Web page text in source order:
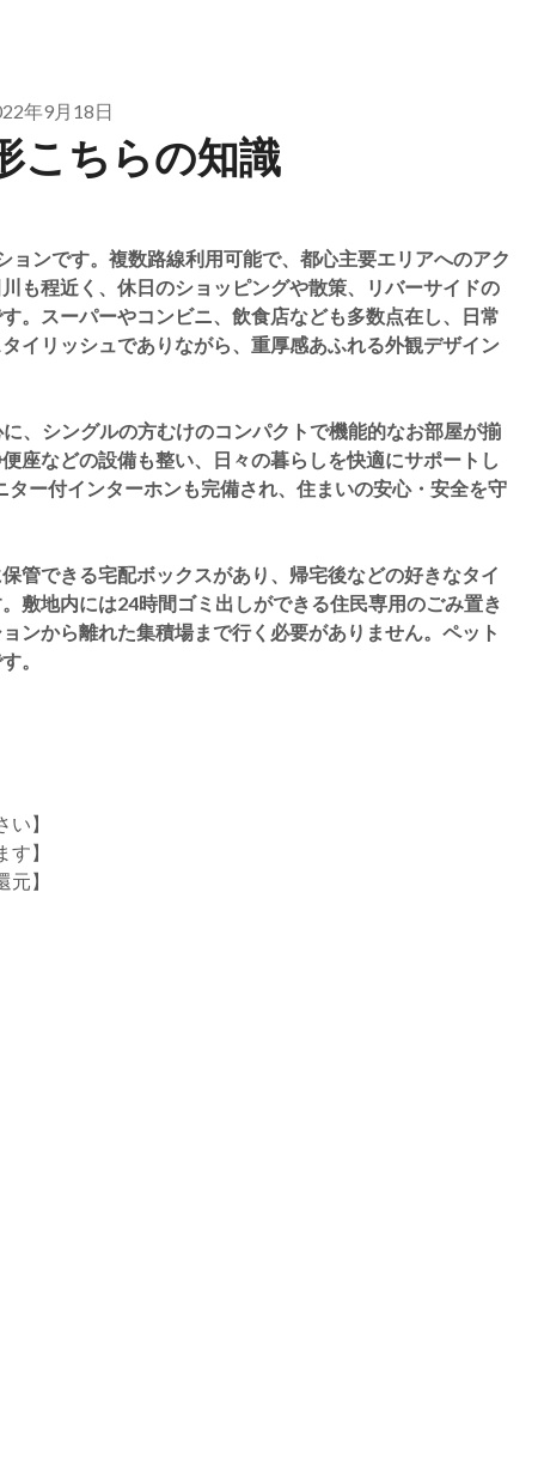
年9月18日
こちらの知識
ンです。複数路線利用可能で、都心主要エリアへのアク
も程近く、休日のショッピングや散策、リバーサイドの
。スーパーやコンビニ、飲食店なども多数点在し、日常
イリッシュでありながら、重厚感あふれる外観デザイン
、シングルの方むけのコンパクトで機能的なお部屋が揃
座などの設備も整い、日々の暮らしを快適にサポートし
ー付インターホンも完備され、住まいの安心・安全を守
管できる宅配ボックスがあり、帰宅後などの好きなタイ
敷地内には24時間ゴミ出しができる住民専用のごみ置き
ンから離れた集積場まで行く必要がありません。ペット
。
】
】
】